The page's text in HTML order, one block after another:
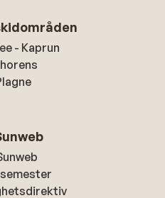
- Kaprun